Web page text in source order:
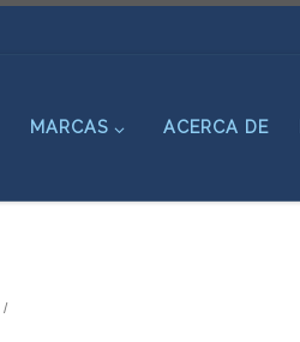
MARCAS ACERCA DE